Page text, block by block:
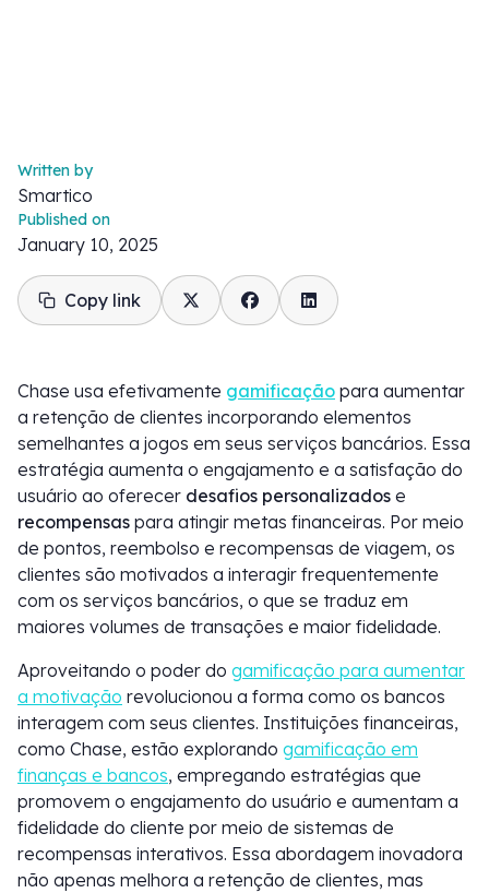
Written by
Smartico
Published on
January 10, 2025
Copy link
Chase usa efetivamente gamificação para aumentar
a retenção de clientes incorporando elementos
semelhantes a jogos em seus serviços bancários. Essa
estratégia aumenta o engajamento e a satisfação do
usuário ao oferecer desafios personalizados e
recompensas para atingir metas financeiras. Por meio
de pontos, reembolso e recompensas de viagem, os
clientes são motivados a interagir frequentemente
com os serviços bancários, o que se traduz em
maiores volumes de transações e maior fidelidade.
Aproveitando o poder do gamificação para aumentar
a motivação revolucionou a forma como os bancos
interagem com seus clientes. Instituições financeiras,
como Chase, estão explorando gamificação em
finanças e bancos, empregando estratégias que
promovem o engajamento do usuário e aumentam a
fidelidade do cliente por meio de sistemas de
recompensas interativos. Essa abordagem inovadora
não apenas melhora a retenção de clientes, mas